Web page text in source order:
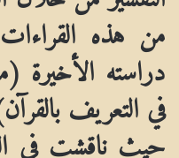
من هذه
دراسته الأخيرة
في التعريف
حيث ناقشت في